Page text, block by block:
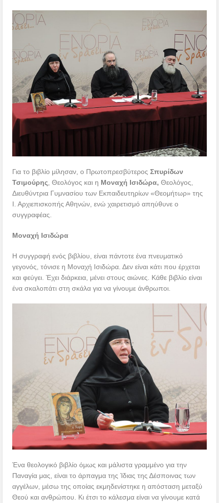
Για το βιβλίο μίλησαν, ο ΠρωτοπρεσβύτεροςΣπυρίδων
Τσιμούρης , Θεολόγος και η Μοναχή Ισιδώρα, Θεολόγος,
Διευθύντρια Γυμνασίου των Εκπαιδευτηρίων «Θεομήτωρ» της
Ι. Αρχιεπισκοπής Αθηνών, ενώ χαιρετισμό απηύθυνε ο
συγγραφέας.
Μοναχή Ισιδώρα
Η συγγραφή ενός βιβλίου, είναι πάντοτε ένα πνευματικό
γεγονός, τόνισε η Μοναχή Ισιδώρα. Δεν είναι κάτι που έρχεται
και φεύγει. Έχει διάρκεια, μένει στους αιώνες. Κάθε βιβλίο είναι
ένα σκαλοπάτι στη σκάλα για να γίνουμε άνθρωποι.
Ένα θεολογικό βιβλίο όμως και μάλιστα γραμμένο για την
Παναγία μας, είναι το άρπαγμα της Ίδιας της Δέσποινας των
αγγέλων, μέσω της οποίας εκμηδενίστηκε η απόσταση μεταξύ
Θεού και ανθρώπου. Κι έτσι το κάλεσμα είναι να γίνουμε κατά